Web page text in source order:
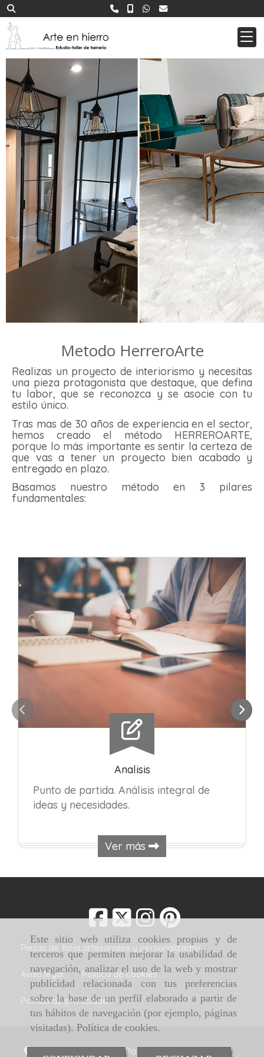
Este sitio web utiliza cookies propias y de
terceros que permiten mejorar la usabilidad de
navegación, analizar el uso de la web y mostrar
publicidad relacionada con tus preferencias
sobre la base de un perfil elaborado a partir de
tus hábitos de navegación (por ejemplo, páginas
visitadas). Política de cookies.
Empresa fabricante de
Metodo HerreroArte
Realizas un proyecto de interiorismo y necesitas
una pieza protagonista que destaque, que defina
tu labor, que se reconozca y se asocie con tu
estilo único.
Tras mas de 30 años de experiencia en el sector,
hemos creado el método HERREROARTE,
porque lo más importante es sentir la certeza de
que vas a tener un proyecto bien acabado y
entregado en plazo.
Basamos nuestro método en 3 pilares
fundamentales:
Analisis
Punto de partida. Análisis integral de
ideas y necesidades.
Ver más
Anterior
Piezas de forja artesanales y personalizadas
Aviso legal Política de cookies
Política de privacidad
Av. de la Indústria, 7 Pol. Ind. San Gil - Illescas,